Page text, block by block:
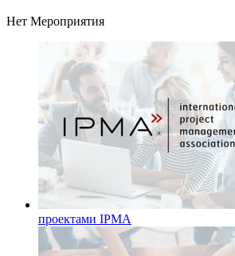
Нет Мероприятия
проектами IPMA